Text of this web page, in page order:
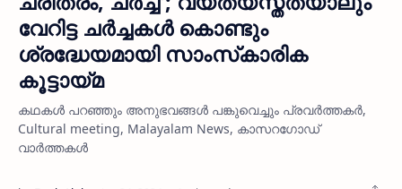
വേറിട്ട ചര്‍ച്ചകള്‍ കൊണ്ടും
ശ്രദ്ധേയമായി സാംസ്‌കാരിക
കൂട്ടായ്മ
കഥകള്‍ പറഞ്ഞും അനുഭവങ്ങള്‍ പങ്കുവെച്ചും പ്രവർത്തകർ,
Cultural meeting, Malayalam News, കാസറഗോഡ്
വാർത്തകൾ